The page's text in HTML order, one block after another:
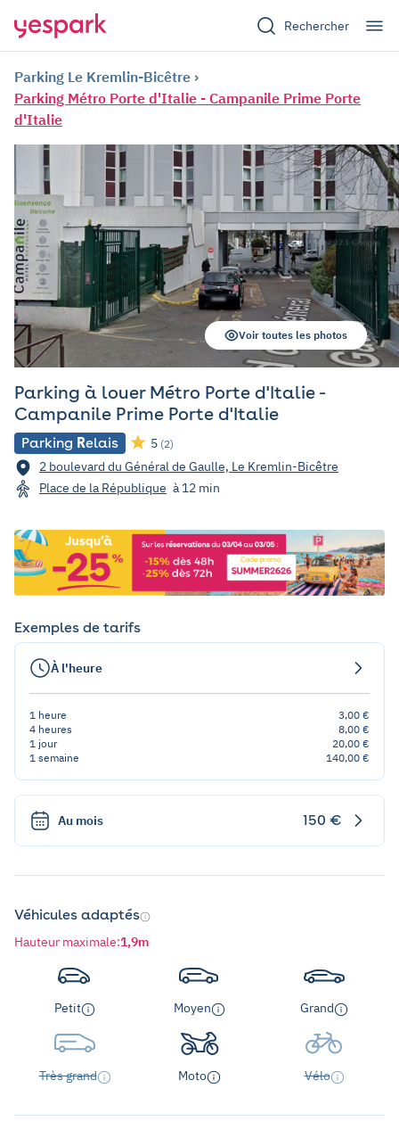
Rechercher
Parking Le Kremlin-Bicêtre
Parking Métro Porte d'Italie - Campanile Prime Porte
d'Italie
Parking à louer Métro Porte d'Italie -
Campanile Prime Porte d'Italie
Parking Relais 5 (2)
2 boulevard du Général de Gaulle, Le Kremlin-Bicêtre
Place de la République à 12 min
Voir toutes les photos
Exemples de tarifs
À l'heure
1 heure
3,00 €
4 heures
8,00 €
1 jour
20,00 €
1 semaine
140,00 €
Au mois 150 €
Véhicules adaptés
Hauteur maximale:1,9m
Petit Moyen Grand
Très grand Moto Vélo